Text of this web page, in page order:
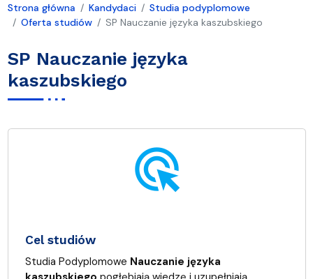
Strona główna Kandydaci
Studia podyplomowe
Oferta studiów
SP Nauczanie języka kaszubskiego
SP Nauczanie języka
kaszubskiego
ads_click
Cel studiów
Studia Podyplomowe Nauczanie języka